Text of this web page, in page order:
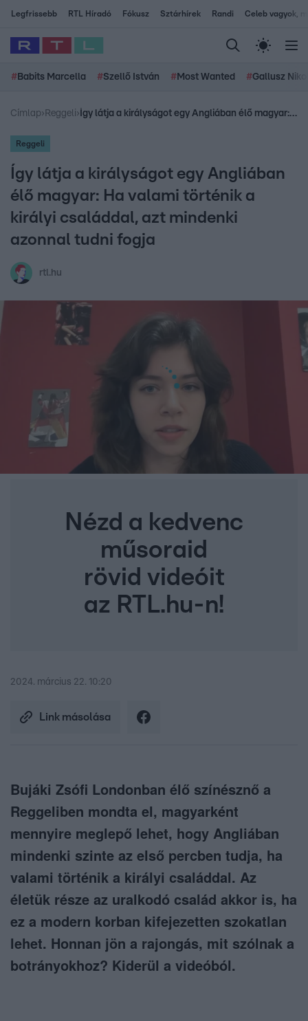
Legfrissebb RTL Híradó Fókusz Sztárhírek Randi Celeb vagyok,
# Babits Marcella #Szellő István # Most Wanted #Gallusz
Címlap› Reggeli› Így látja a királyságot egy Angliában élő magyar: Ha valami történik a királyi családdal, azt mindenki azonnal tudni fogja
Reggeli
Így látja a királyságot egy Angliában
élő magyar: Ha valami történik a
királyi családdal, azt mindenki
azonnal tudni fogja
rtl.hu
Nézd a kedvenc
műsoraid
rövid videóit
az RTL.hu-n!
2024. március 22. 10:20
Link másolása
Bujáki Zsófi Londonban élő színésznő a
Reggeliben mondta el, magyarként
mennyire meglepő lehet, hogy Angliában
mindenki szinte az első percben tudja, ha
valami történik a királyi családdal. Az
életük része az uralkodó család akkor is, ha
ez a modern korban kifejezetten szokatlan
lehet. Honnan jön a rajongás, mit szólnak a
botrányokhoz? Kiderül a videóból.